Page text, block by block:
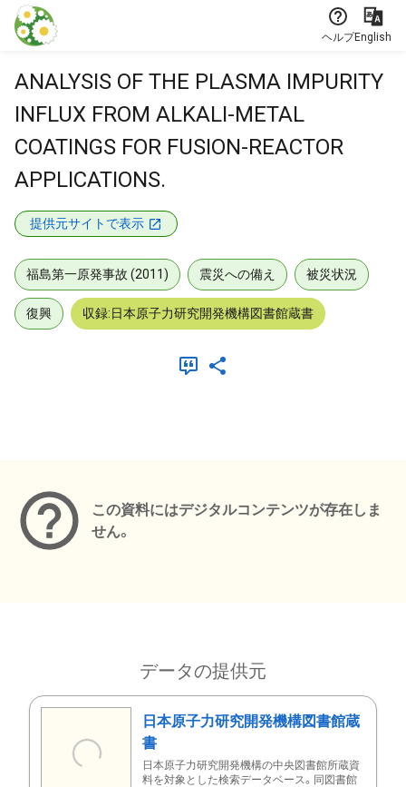
本文に飛ぶ
ヘルプEnglish
ANALYSIS OF THE PLASMA IMPURITY
INFLUX FROM ALKALI-METAL
COATINGS FOR FUSION-REACTOR
APPLICATIONS.
提供元サイトで表示
福島第一原発事故 (2011) 震災への備え 被災状況
復興 収録:日本原子力研究開発機構図書館蔵書
この資料にはデジタルコンテンツが存在しま
せん。
データの提供元
日本原子力研究開発機構図書館蔵
書
日本原子力研究開発機構の中央図書館所蔵資
料を対象とした検索データベース。同図書館